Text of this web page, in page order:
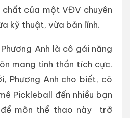
chất của một VĐV chuyên
kỹ thuật, vừa bản lĩnh.
Anh là cô gái năng
mang tinh thần tích cực.
Phương Anh cho biết, cô
Pickleball đến nhiều bạn
môn thể thao này trở